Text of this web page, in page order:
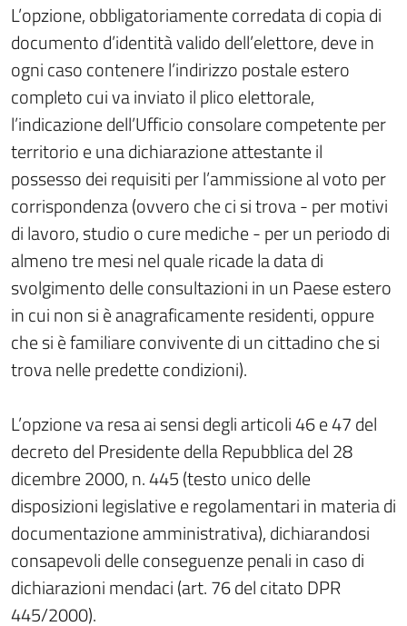
L’opzione, obbligatoriamente corredata di copia di
documento d’identità valido dell’elettore, deve in
ogni caso contenere l’indirizzo postale estero
completo cui va inviato il plico elettorale,
l’indicazione dell’Ufficio consolare competente per
territorio e una dichiarazione attestante il
possesso dei requisiti per l’ammissione al voto per
corrispondenza (ovvero che ci si trova - per motivi
di lavoro, studio o cure mediche - per un periodo di
almeno tre mesi nel quale ricade la data di
svolgimento delle consultazioni in un Paese estero
in cui non si è anagraficamente residenti, oppure
che si è familiare convivente di un cittadino che si
trova nelle predette condizioni).
L’opzione va resa ai sensi degli articoli 46 e 47 del
decreto del Presidente della Repubblica del 28
dicembre 2000, n. 445 (testo unico delle
disposizioni legislative e regolamentari in materia di
documentazione amministrativa), dichiarandosi
consapevoli delle conseguenze penali in caso di
dichiarazioni mendaci (art. 76 del citato DPR
445/2000).